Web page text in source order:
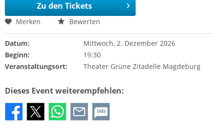
Zu den Tickets
Merken Bewerten
Datum:
Mittwoch, 2. Dezember 2026
Beginn:
19:30
Veranstaltungsort:
Theater Grüne Zitadelle Magdeburg
Dieses Event weiterempfehlen:
SMS